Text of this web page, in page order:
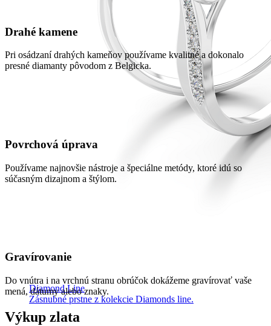
Diamond Line
Zásnubné prstne z kolekcie Diamonds line.
Drahé kamene
Pri osádzaní drahých kameňov používame kvalitné a dokonalo
presné diamanty pôvodom z Belgicka.
Povrchová úprava
Používame najnovšie nástroje a špeciálne metódy, ktoré idú so
súčasným dizajnom a štýlom.
Gravírovanie
Do vnútra i na vrchnú stranu obrúčok dokážeme gravírovať vaše
mená, dátumy alebo znaky.
Výkup zlata